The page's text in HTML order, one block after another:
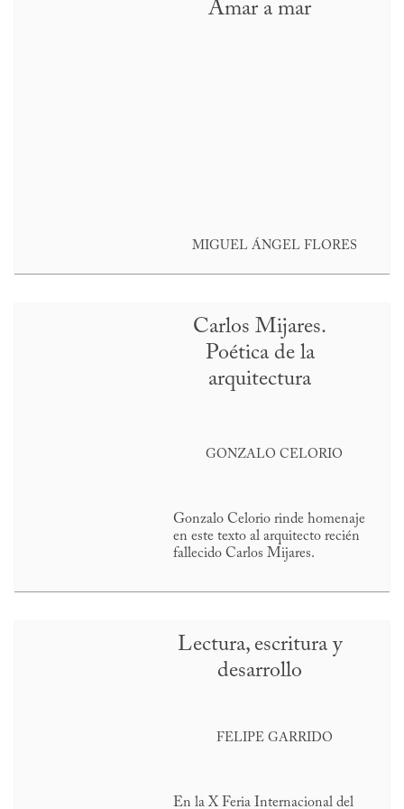
Amar a mar
MIGUEL ÁNGEL FLORES
Carlos Mijares.
Poética de la
arquitectura
GONZALO CELORIO
Gonzalo Celorio rinde homenaje
en este texto al arquitecto recién
fallecido Carlos Mijares.
Lectura, escritura y
desarrollo
FELIPE GARRIDO
En la X Feria Internacional del